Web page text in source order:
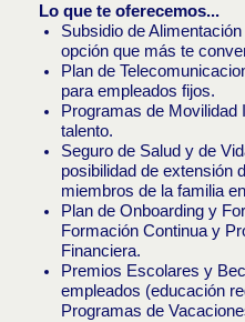
Lo que te oferecemos...
Subsidio de
opción que más te
Plan de
para empleados fijos.
Programas de Movilidad
talento.
Seguro de Salud y de
posibilidad de extensión
miembros de la familia
Plan de Onboarding y
Formación Continua y
Financiera.
Premios Escolares y
empleados (educación
Programas de